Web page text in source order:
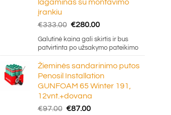
lagaminas su montavimo
įrankiu
€333.00 Original
price
was:
€280.00Current
price
is:
Galutinė kaina gali skirtis ir bus
patvirtinta po užsakymo pateikimo
Žieminės sandarinimo putos
Penosil Installation
GUNFOAM 65 Winter 191,
12vnt.+dovana
€97.00 Original
€87.00Current